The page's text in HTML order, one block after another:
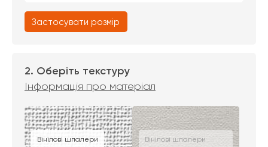
Застосувати розмір
2. Оберіть текстуру
Інформація про матеріал
Вінілові шпалери Вінілові шпалери